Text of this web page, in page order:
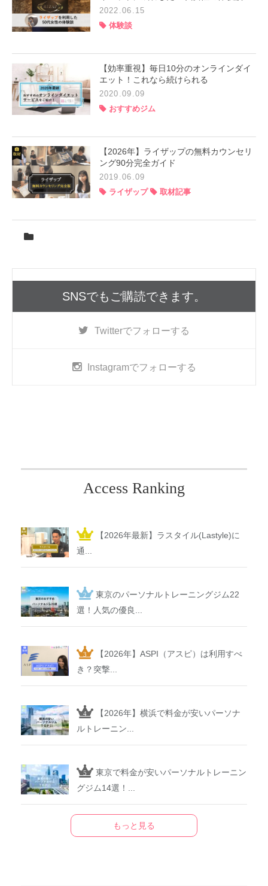
2022.06.15
体験談
【効率重視】毎日10分のオンラインダイ
エット！これなら続けられる
2020.09.09
おすすめジム
【2026年】ライザップの無料カウンセリ
ング90分完全ガイド
2019.06.09
ライザップ
取材記事
SNSでもご購読できます。
Twitterでフォローする
Instagramでフォローする
Access Ranking
【2026年最新】ラスタイル(Lastyle)に
通...
東京のパーソナルトレーニングジム22
選！人気の優良...
【2026年】ASPI（アスピ）は利用すべ
き？突撃...
【2026年】横浜で料金が安いパーソナ
ルトレーニン...
東京で料金が安いパーソナルトレーニン
グジム14選！...
もっと見る